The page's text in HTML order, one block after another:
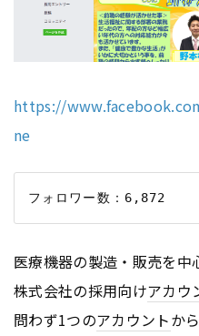
https://
ne
医療機器の製造・販売を
株式会社の採用向けアカウ
問わず1つのアカウントか